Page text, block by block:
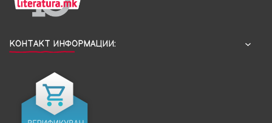
КОНТАКТ ИНФОРМАЦИИ: